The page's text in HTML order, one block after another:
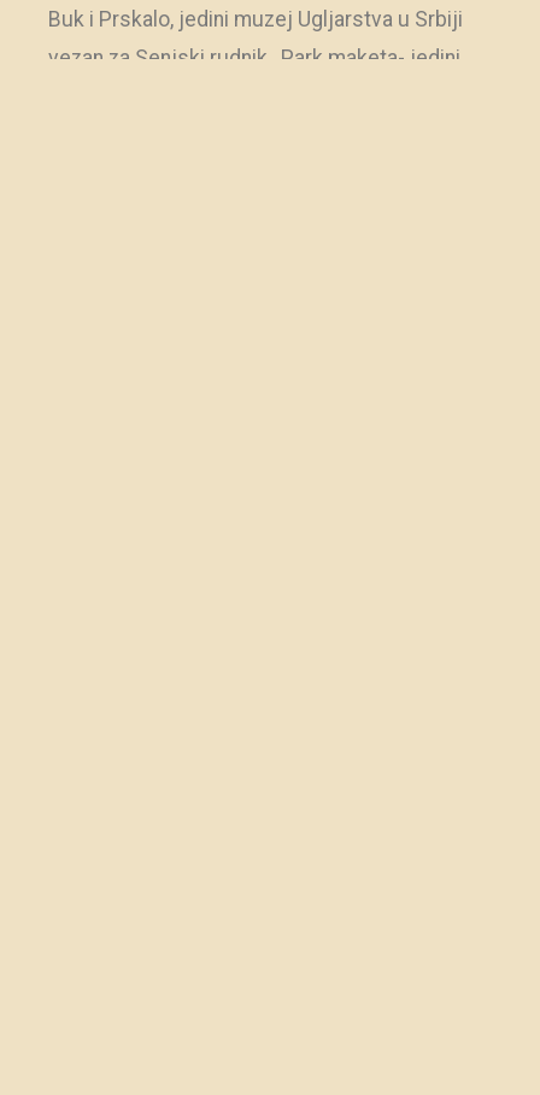
Buk i Prskalo, jedini muzej Ugljarstva u Srbiji
vezan za Senjski rudnik , Park maketa- jedini